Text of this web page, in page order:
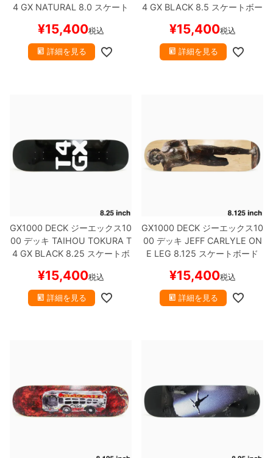
4 GX NATURAL 8.0 スケート
¥15,400税込
詳細を見る
4 GX BLACK 8.5 スケートボー
¥15,400税込
詳細を見る
GX1000 DECK ジーエックス10
00 デッキ TAIHOU TOKURA T
4 GX BLACK 8.25 スケートボ
¥15,400税込
詳細を見る
GX1000 DECK ジーエックス10
00 デッキ JEFF CARLYLE ON
E LEG 8.125 スケートボード
¥15,400税込
詳細を見る
9.0inch以上